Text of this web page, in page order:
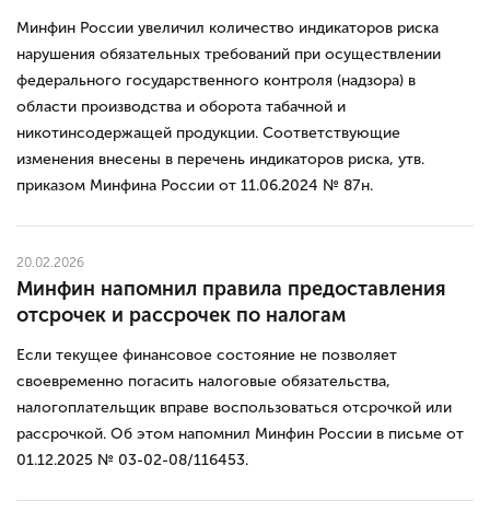
Минфин России увеличил количество индикаторов риска
нарушения обязательных требований при осуществлении
федерального государственного контроля (надзора) в
области производства и оборота табачной и
никотинсодержащей продукции. Соответствующие
изменения внесены в перечень индикаторов риска, утв.
приказом Минфина России от 11.06.2024 № 87н.
20.02.2026
Минфин напомнил правила предоставления
отсрочек и рассрочек по налогам
Если текущее финансовое состояние не позволяет
своевременно погасить налоговые обязательства,
налогоплательщик вправе воспользоваться отсрочкой или
рассрочкой. Об этом напомнил Минфин России в письме от
01.12.2025 № 03-02-08/116453.